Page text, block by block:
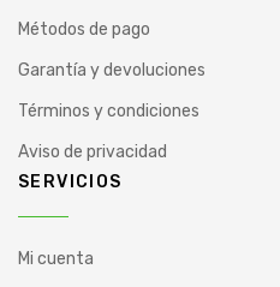
Métodos de pago
Garantía y devoluciones
Términos y condiciones
Aviso de privacidad
SERVICIOS
Mi cuenta